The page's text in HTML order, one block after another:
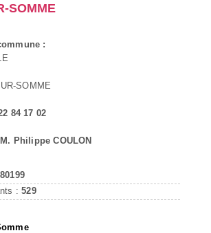
SOMME
:
SOMME
84 17 02
M. Philippe COULON
80199
:529